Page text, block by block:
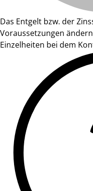
Das Entgelt bzw. der
Voraussetzungen
Einzelheiten bei dem